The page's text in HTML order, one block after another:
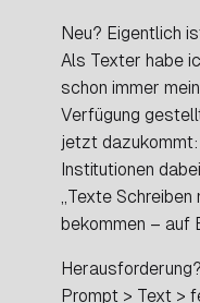
Neu? Eigentlich
Als Texter habe
schon immer
Verfügung
jetzt dazukommt:
Institutionen
„Texte Schreiben
bekommen – auf
Prompt > Text >